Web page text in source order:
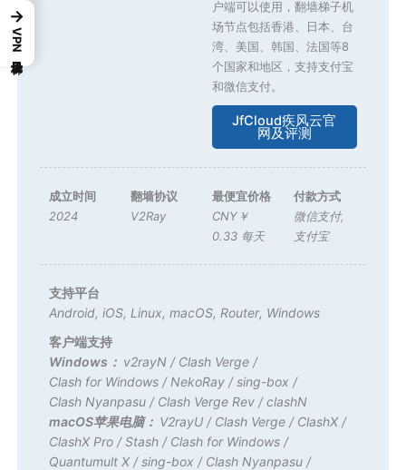
户端可以使用，翻墙梯子机
场节点包括香港、日本、台
湾、美国、韩国、法国等8
个国家和地区，支持支付宝
和微信支付。
JfCloud疾风云官
网及评测
成立时间
2024
翻墙协议
V2Ray
最便宜价格
CNY￥
0.33 每天
付款方式
微信支付,
支付宝
支持平台
Android,iOS, Linux,macOS, Router, Windows
客户端支持
Windows： v2rayN / Clash Verge /
Clash for Windows / NekoRay /sing-box /
Clash Nyanpasu / Clash Verge Rev /clashN
macOS苹果电脑： V2rayU / Clash Verge / ClashX /
ClashX Pro /Stash / Clash for Windows /
Quantumult X /sing-box / Clash Nyanpasu /
→
VPN梯子目录